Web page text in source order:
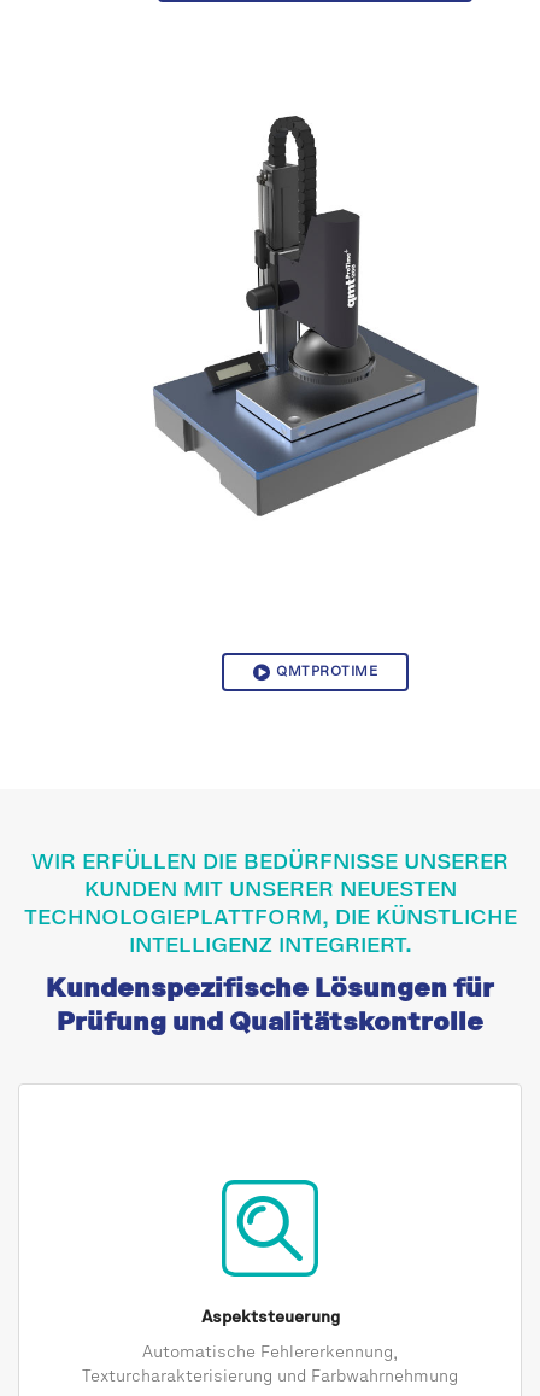
QMTPROTIME
WIR ERFÜLLEN DIE BEDÜRFNISSE UNSERER
KUNDEN MIT UNSERER NEUESTEN
TECHNOLOGIEPLATTFORM, DIE KÜNSTLICHE
INTELLIGENZ INTEGRIERT.
Kundenspezifische Lösungen für
Prüfung und Qualitätskontrolle
Aspektsteuerung
Automatische Fehlererkennung,
Texturcharakterisierung und Farbwahrnehmung